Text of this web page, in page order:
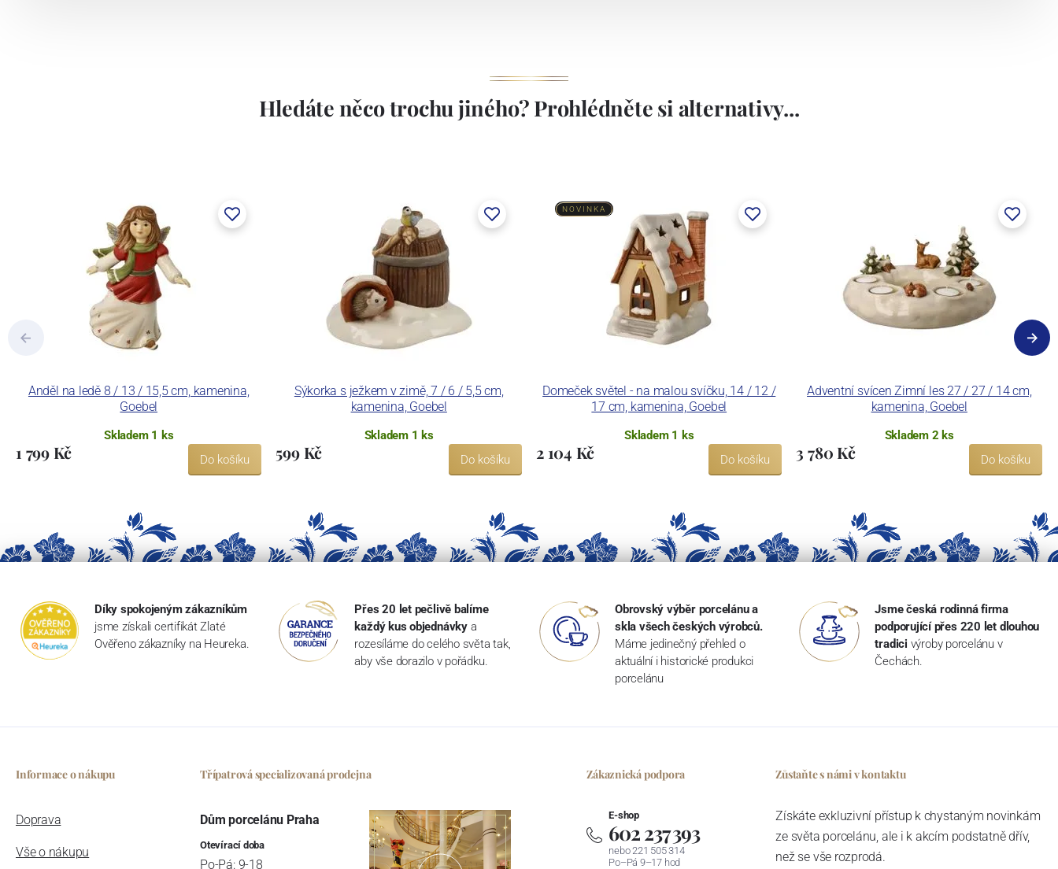
Hledáte něco trochu jiného? Prohlédněte si alternativy...
Anděl na ledě 8 / 13 / 15,5 cm, kamenina,
Goebel
Skladem 1 ks
1 799 Kč Do košíku
Sýkorka s ježkem v zimě, 7 / 6 / 5,5 cm,
kamenina, Goebel
Skladem 1 ks
599 Kč Do košíku
Domeček světel - na malou svíčku, 14 / 12 /
17 cm, kamenina, Goebel
NOVINKA
Skladem 1 ks
2 104 Kč Do košíku
Adventní svícen Zimní les 27 / 27 / 14 cm,
kamenina, Goebel
Skladem 2 ks
3 780 Kč Do košíku
Díky spokojeným zákazníkům
jsme získali certifikát Zlaté
Ověřeno zákazníky na Heureka.
Přes 20 let pečlivě balíme
každý kus objednávky a
rozesíláme do celého světa tak,
aby vše dorazilo v pořádku.
Obrovský výběr porcelánu a
skla všech českých výrobců.
Máme jedinečný přehled o
aktuální i historické produkci
porcelánu
Jsme česká rodinná firma
podporující přes 220 let dlouhou
tradici výroby porcelánu v
Čechách.
Informace o nákupu
Doprava
Vše o nákupu
Třípatrová specializovaná prodejna
Dům porcelánu Praha
Otevírací doba
Po-Pá: 9-18
Zákaznická podpora
E-shop
602 237 393
nebo 221 505 314
Po–Pá 9–17 hod
Zůstaňte s námi v kontaktu
Získáte exkluzivní přístup k chystaným novinkám
ze světa porcelánu, ale i k akcím podstatně dřív,
než se vše rozprodá.